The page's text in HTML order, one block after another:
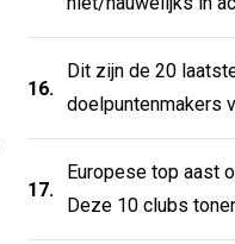
16.
Dit zijn de 20
doelpuntenmakers
17.
Europese top aast
Deze 10 clubs